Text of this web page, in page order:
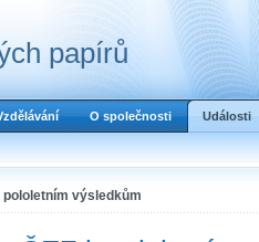
papírů
O společnosti Události
výsledkům